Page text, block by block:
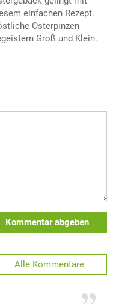
einfachen Rezept.
Osterpinzen
Groß und Klein.
Kommentar abgeben
Alle Kommentare